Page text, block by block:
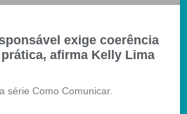
exige coerência
afirma Kelly Lima
série Como Comunicar.